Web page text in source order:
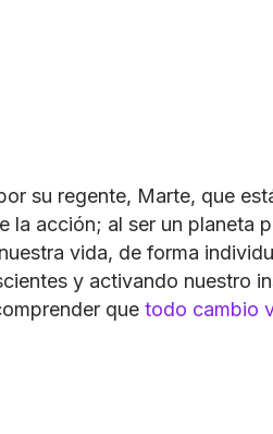
su regente, Marte, que
la acción; al ser un planeta
vida, de forma
y activando nuestro
quetodo cambio